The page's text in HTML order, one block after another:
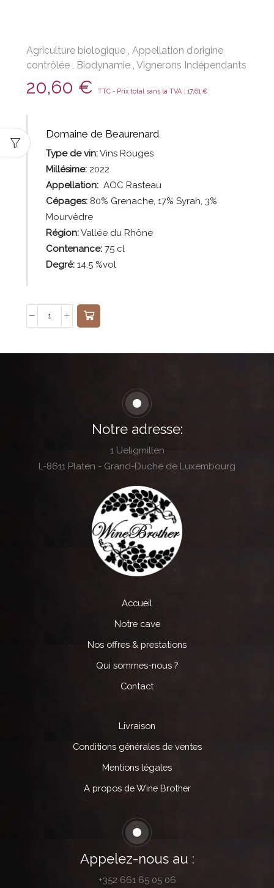
Agriculture biologique Appellation d’origine
contrôlée
Biodynamie Vignerons Indépendants
20,60 € TTC - Prix total sans la TVA : 17,61 €
Domaine de Beaurenard
Type de vin:Vins Rouges
Millésime: 2022
Appellation:AOC Rasteau
Cépages:80% Grenache, 17% Syrah, 3%
Mourvèdre
Région:Valléedu Rhône
Contenance:75cl
Degré:14.5 %vol
Notre adresse:
1 Ueligmillen
L-8611 Platen - Grand-Duché de Luxembourg
Accueil
Notre cave
Nos offres & prestations
Qui sommes-nous ?
Contact
Livraison
Conditions générales de ventes
Mentions légales
A propos de Wine Brother
Appelez-nous au :
+352 661 65 05 06